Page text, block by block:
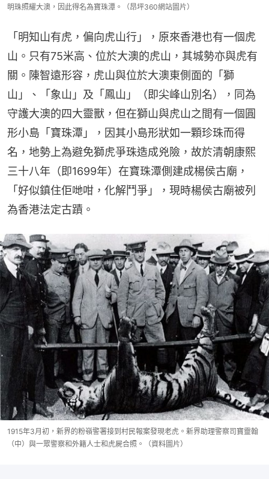
明珠照耀大澳，因此得名為寶珠潭。（昂坪360網站圖片）
「明知山有虎，偏向虎山行」，原來香港也有一個虎
山。只有75米高、位於大澳的虎山，其城勢亦與虎有
關。陳智遠形容，虎山與位於大澳東側面的「獅
山」、「象山」及「鳳山」（即尖峰山別名），同為
守護大澳的四大靈獸，但在獅山與虎山之間有一個圓
形小島「寶珠潭」，因其小島形狀如一顆珍珠而得
名，地勢上為避免獅虎爭珠造成兇險，故於清朝康熙
三十八年（即1699年）在寶珠潭側建成楊侯古廟，
「好似鎮住佢哋咁，化解鬥爭」，現時楊侯古廟被列
為香港法定古蹟。
1915年3月初，新界的粉嶺警署接到村民報案發現老虎。新界助理警察司寶靈翰
（中）與一眾警察和外籍人士和虎屍合照。（資料圖片）